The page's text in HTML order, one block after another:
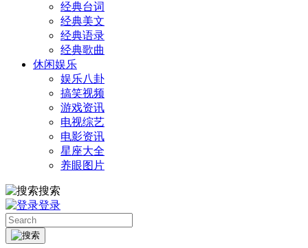
经典台词
经典美文
经典语录
经典歌曲
休闲娱乐
娱乐八卦
搞笑视频
游戏资讯
电视综艺
电影资讯
星座大全
养眼图片
搜索
登录